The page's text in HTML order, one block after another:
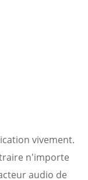
vivement.
n'importe
audio de